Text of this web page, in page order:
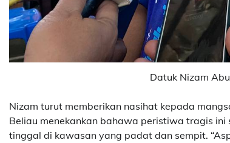
Datuk Nizam
Nizam turut memberikan nasihat kepada
Beliau menekankan bahawa peristiwa tragis
tinggal di kawasan yang padat dan sempit.